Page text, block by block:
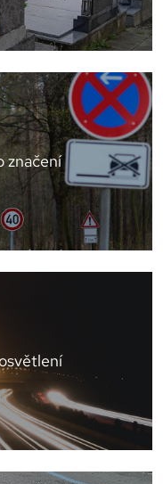
značení